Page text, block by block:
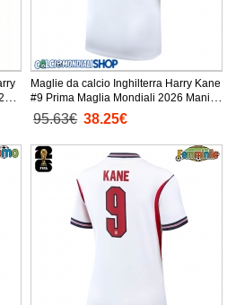
Maglie da calcio Inghilterra Harry Kane
#9 Prima Maglia Mondiali 2026 Manica
Corta
95.63€ 38.25€